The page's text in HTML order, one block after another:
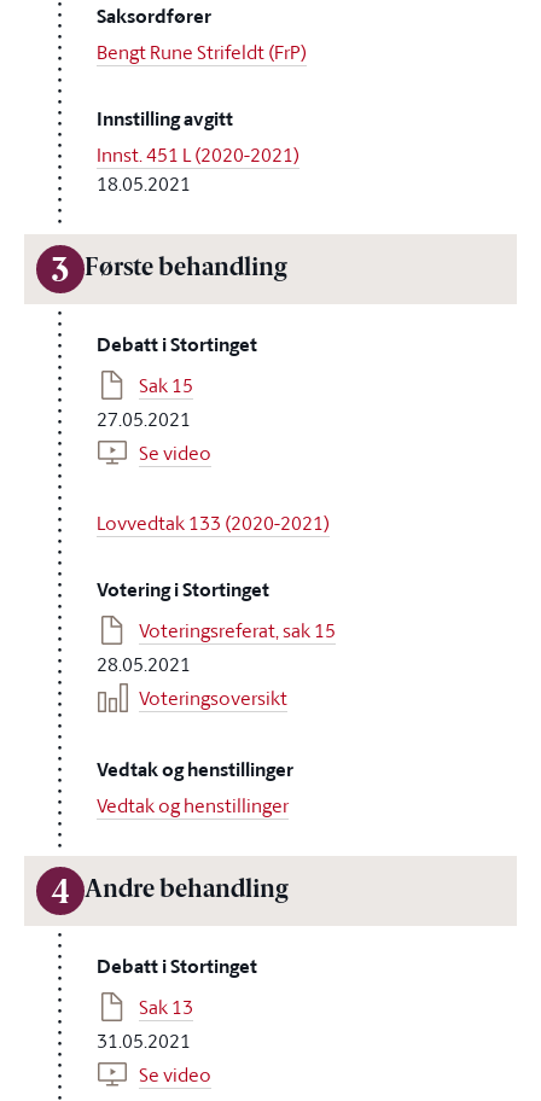
Saksordfører
Bengt Rune Strifeldt (FrP)
Innstilling avgitt
Innst. 451 L (2020-2021)
18.05.2021
3 Første behandling
Debatt i Stortinget
Sak 15
27.05.2021
Se video
Lovvedtak 133 (2020-2021)
Votering i Stortinget
Voteringsreferat, sak 15
28.05.2021
Voteringsoversikt
Vedtak og henstillinger
Vedtak og henstillinger
4 Andre behandling
Debatt i Stortinget
Sak 13
31.05.2021
Se video